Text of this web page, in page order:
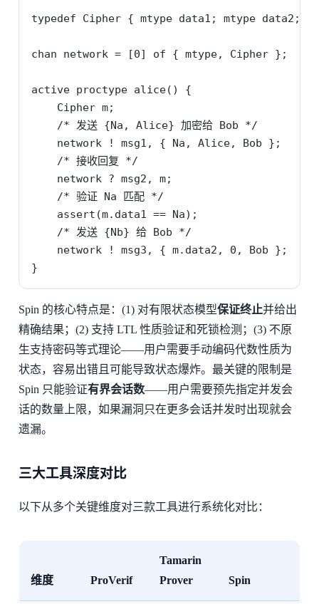
typedef Cipher { mtype data1; mtype data2;
chan network = [0] of { mtype, Cipher };
active proctype alice() {
    Cipher m;
    /* 发送 {Na, Alice} 加密给 Bob */
    network ! msg1, { Na, Alice, Bob };
    /* 接收回复 */
    network ? msg2, m;
    /* 验证 Na 匹配 */
    assert(m.data1 == Na);
    /* 发送 {Nb} 给 Bob */
    network ! msg3, { m.data2, 0, Bob };
}
Spin 的核心特点是：(1) 对有限状态模型保证终止并给出
精确结果；(2) 支持 LTL 性质验证和死锁检测；(3) 不原
生支持密码等式理论——用户需要手动编码代数性质为
状态，容易出错且可能导致状态爆炸。最关键的限制是
Spin 只能验证有界会话数——用户需要预先指定并发会
话的数量上限，如果漏洞只在更多会话并发时出现就会
遗漏。
三大工具深度对比
以下从多个关键维度对三款工具进行系统化对比：
维度 ProVerif
Tamarin
Prover
Spin